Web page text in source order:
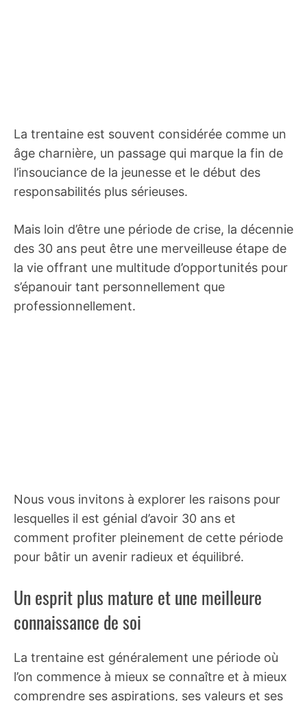
La trentaine est souvent considérée comme un
âge charnière, un passage qui marque la fin de
l’insouciance de la jeunesse et le début des
responsabilités plus sérieuses.
Mais loin d’être une période de crise, la décennie
des 30 ans peut être une merveilleuse étape de
la vie offrant une multitude d’opportunités pour
s’épanouir tant personnellement que
professionnellement.
Nous vous invitons à explorer les raisons pour
lesquelles il est génial d’avoir 30 ans et
comment profiter pleinement de cette période
pour bâtir un avenir radieux et équilibré.
Un esprit plus mature et une meilleure
connaissance de soi
La trentaine est généralement une période où
l’on commence à mieux se connaître et à mieux
comprendre ses aspirations, ses valeurs et ses